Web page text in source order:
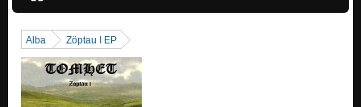
Alba Zöptau I EP